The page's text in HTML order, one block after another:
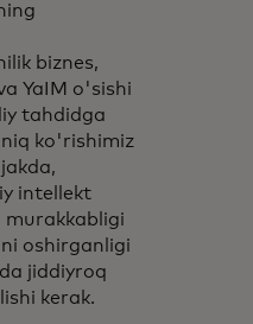
biznes,
YaIM o'sishi
tahdidga
ko'rishimiz
intellekt
murakkabligi
oshirganligi
jiddiyroq
kerak.